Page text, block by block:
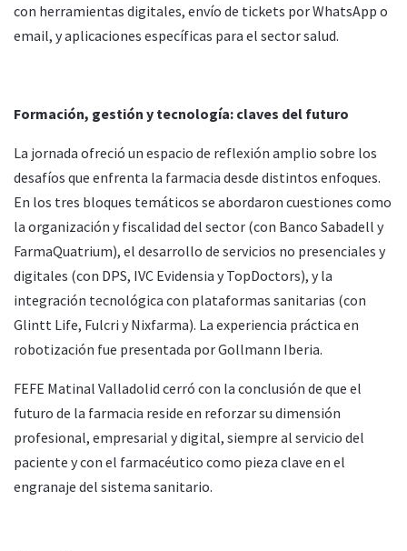
con herramientas digitales, envío de tickets por WhatsApp o
email, y aplicaciones específicas para el sector salud.
Formación, gestión y tecnología: claves del futuro
La jornada ofreció un espacio de reflexión amplio sobre los
desafíos que enfrenta la farmacia desde distintos enfoques.
En los tres bloques temáticos se abordaron cuestiones como
la organización y fiscalidad del sector (con Banco Sabadell y
FarmaQuatrium), el desarrollo de servicios no presenciales y
digitales (con DPS, IVC Evidensia y TopDoctors), y la
integración tecnológica con plataformas sanitarias (con
Glintt Life, Fulcri y Nixfarma). La experiencia práctica en
robotización fue presentada por Gollmann Iberia.
FEFE Matinal Valladolid cerró con la conclusión de que el
futuro de la farmacia reside en reforzar su dimensión
profesional, empresarial y digital, siempre al servicio del
paciente y con el farmacéutico como pieza clave en el
engranaje del sistema sanitario.